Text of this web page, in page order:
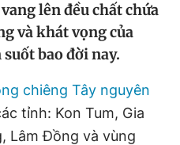
Liên hệ quảng cáo
lên đều chất chứa
và khát vọng của
bao đời nay.
chiêng Tây nguyên
tỉnh: Kon Tum, Gia
Lâm Đồng và vùng